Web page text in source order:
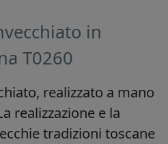
in
T0260
realizzato a mano
realizzazione e la
tradizioni toscane